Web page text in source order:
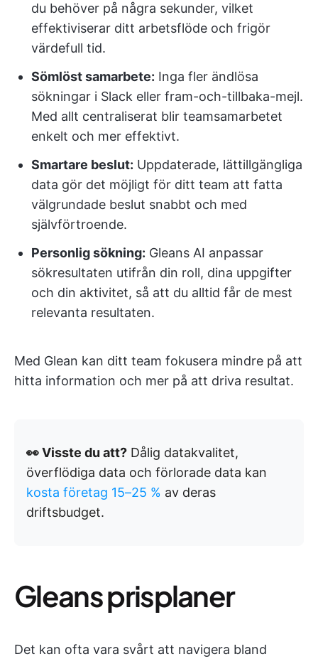
du behöver på några sekunder, vilket
effektiviserar ditt arbetsflöde och frigör
värdefull tid.
Sömlöst samarbete: Inga fler ändlösa
sökningar i Slack eller fram-och-tillbaka-mejl.
Med allt centraliserat blir teamsamarbetet
enkelt och mer effektivt.
Smartare beslut: Uppdaterade, lättillgängliga
data gör det möjligt för ditt team att fatta
välgrundade beslut snabbt och med
självförtroende.
Personlig sökning: Gleans AI anpassar
sökresultaten utifrån din roll, dina uppgifter
och din aktivitet, så att du alltid får de mest
relevanta resultaten.
Med Glean kan ditt team fokusera mindre på att
hitta information och mer på att driva resultat.
👀 Visste du att? Dålig datakvalitet,
överflödiga data och förlorade data kan
kosta företag 15–25 % av deras
driftsbudget.
Gleans prisplaner
Det kan ofta vara svårt att navigera bland